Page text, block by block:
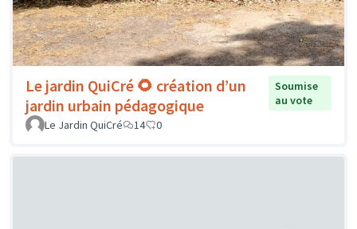
Le jardin QuiCré 🌻 création d’un
jardin urbain pédagogique
Soumise
au vote
Le Jardin QuiCré
14 0